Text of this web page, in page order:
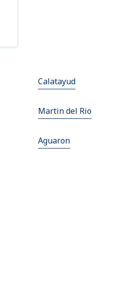
Calatayud
Martin del Rio
Aguaron